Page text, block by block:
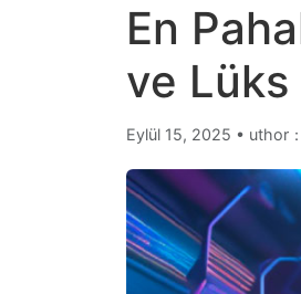
En
ve Lüks
Eylül 15, 2025 • uthor